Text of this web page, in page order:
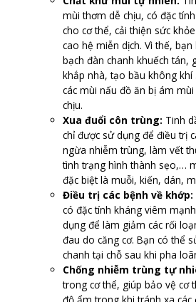
mùi thơm dễ chịu, có đặc
cho cơ thể, cải thiện sức
cao hệ miễn dịch. Vì thế,
bạch đàn chanh khuếch tán,
khắp nhà, tạo bầu không
các mùi nấu đồ ăn bị ám
chịu.
Xua đuổi côn trùng: Tinh
chỉ được sử dụng để điều trị
ngừa nhiễm trùng, làm vết
tình trạng hình thành sẹo,…
đặc biệt là muỗi, kiến, dán,
Điều trị các bệnh về khớp:
có đặc tính kháng viêm
dụng để làm giảm các rối
đau do căng cơ. Bạn có thể
chanh tại chỗ sau khi pha
Chống nhiễm trùng tự
trong cơ thể, giúp bảo vệ cơ